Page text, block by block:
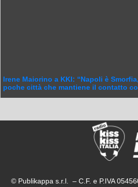
Irene Maiorino a KKI: “Napoli è
poche città che mantiene il contatto
© Publikappa s.r.l. – C.F. e P.IVA